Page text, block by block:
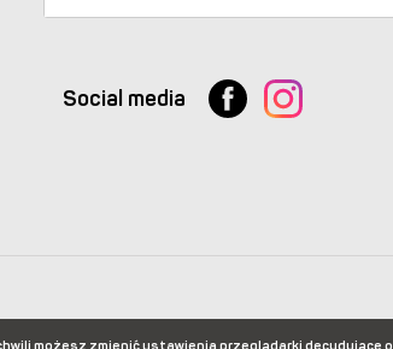
Social media